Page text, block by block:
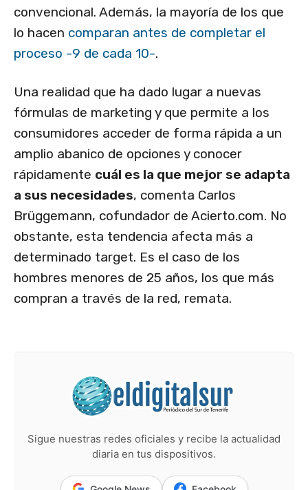
convencional. Además, la mayoría de los que
lo hacen comparan antes de completar el
proceso -9 de cada 10-.
Una realidad que ha dado lugar a nuevas
fórmulas de marketing y que permite a los
consumidores acceder de forma rápida a un
amplio abanico de opciones y conocer
rápidamente cuál es la que mejor se adapta
a sus necesidades, comenta Carlos
Brüggemann, cofundador de Acierto.com. No
obstante, esta tendencia afecta más a
determinado target. Es el caso de los
hombres menores de 25 años, los que más
compran a través de la red, remata.
Sigue nuestras redes oficiales y recibe la actualidad
diaria en tus dispositivos.